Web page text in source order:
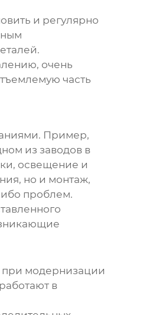
и регулярно
очень
часть
Пример,
из заводов в
освещение и
но и монтаж,
проблем.
при модернизации
в